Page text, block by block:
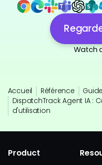
Watch
Accueil Référence
DispatchTrack Agent IA :
d'utilisation
Product